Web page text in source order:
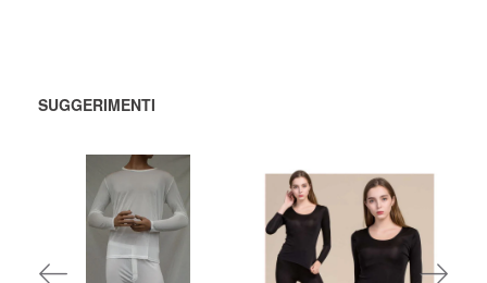
SUGGERIMENTI
867,50 DKK
984,00 DKK